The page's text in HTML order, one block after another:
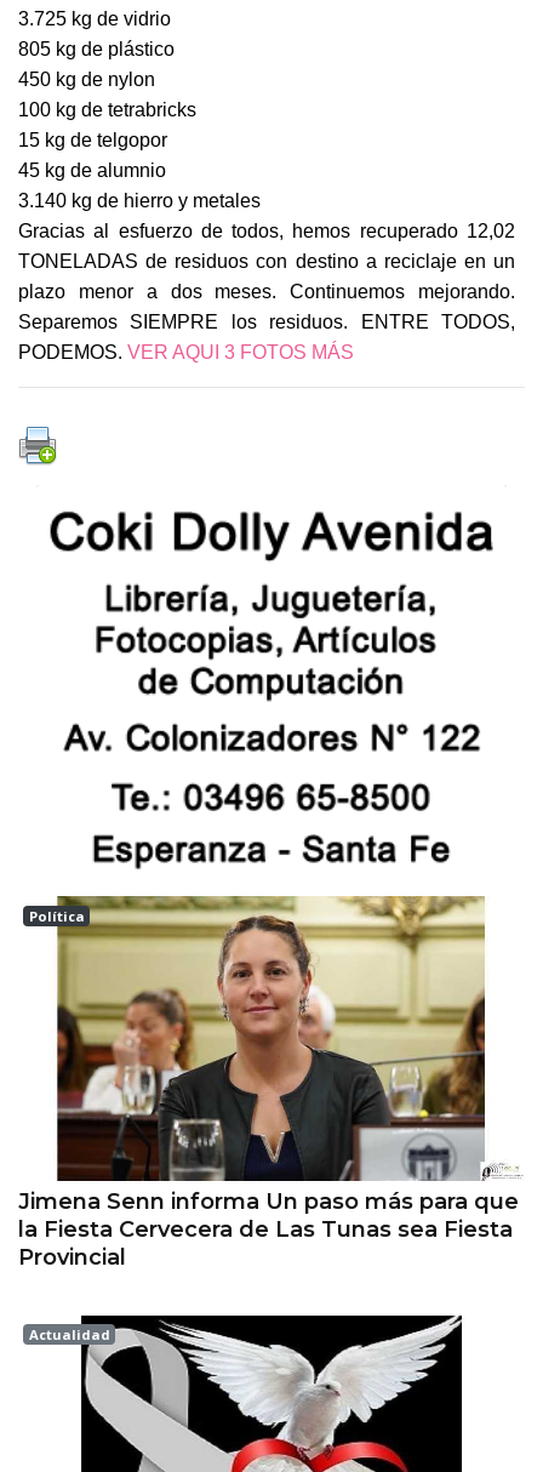
3.725 kg de vidrio
805 kg de plástico
450 kg de nylon
100 kg de tetrabricks
15 kg de telgopor
45 kg de alumnio
3.140 kg de hierro y metales
Gracias al esfuerzo de todos, hemos recuperado 12,02
TONELADAS de residuos con destino a reciclaje en un
plazo menor a dos meses. Continuemos mejorando.
Separemos SIEMPRE los residuos. ENTRE TODOS,
PODEMOS. VER AQUI 3 FOTOS MÁS
Política
Las tunas
Jimena Senn informa Un paso más para que
la Fiesta Cervecera de Las Tunas sea Fiesta
Provincial
Actualidad
Esperanza